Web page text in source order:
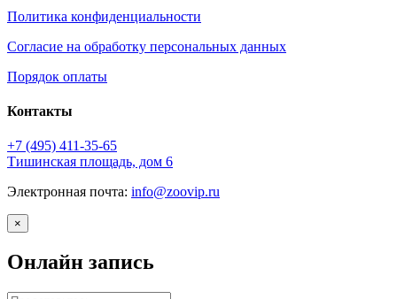
Политика конфиденциальности
Согласие на обработку персональных данных
Порядок оплаты
Контакты
+7 (495) 411-35-65
Тишинская площадь, дом 6
Электронная почта: info@zoovip.ru
×
Онлайн запись